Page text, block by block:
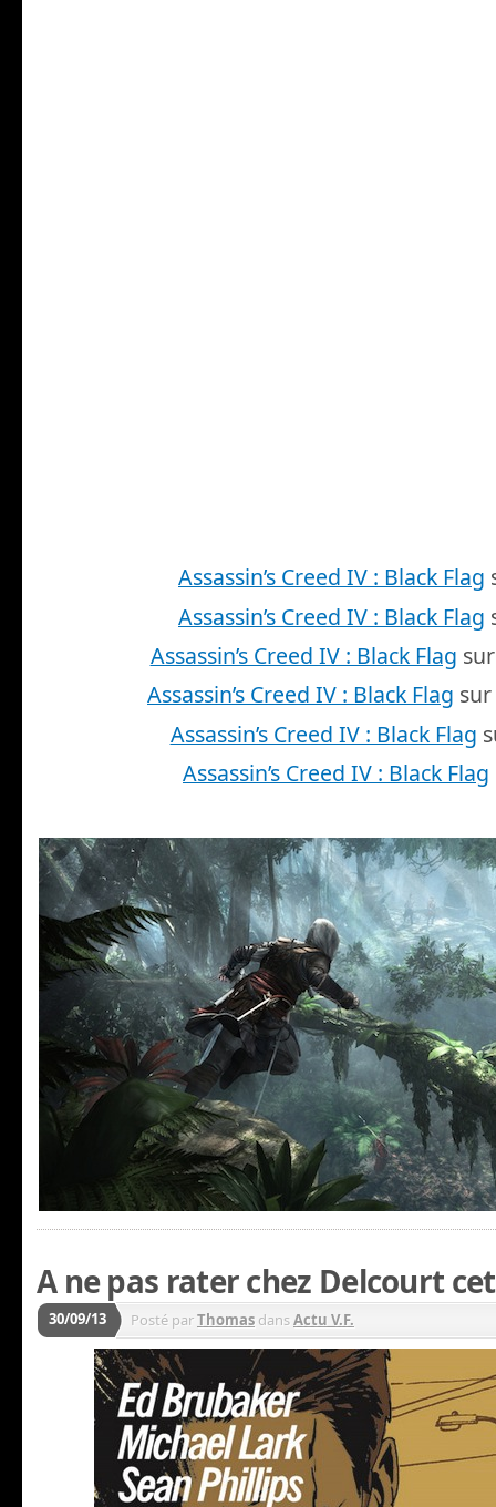
Assassin’s Creed IV : Black Flag
Assassin’s Creed IV : Black Flag
Assassin’s Creed IV : Black Flag
Assassin’s Creed IV : Black Flag
Assassin’s Creed IV : Black Flag
Assassin’s Creed IV : Black Flag
A ne pas rater chez Delcourt
30/09/13 Posté parThomas dansActu V.F.